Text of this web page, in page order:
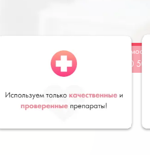
Стоимость
от 10 500